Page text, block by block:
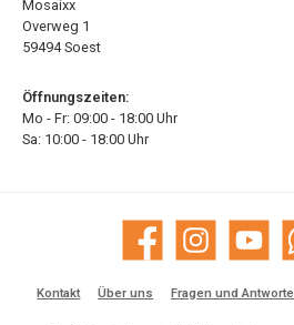
Mosaixx
Overweg 1
59494 Soest
Öffnungszeiten:
Mo - Fr: 09:00 - 18:00 Uhr
Sa: 10:00 - 18:00 Uhr
Facebook Instagram YouTube
Kontakt Über uns Fragen und